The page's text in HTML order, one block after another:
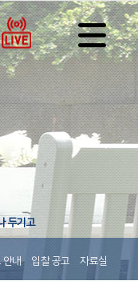
두기고
안내 입찰 공고 자료실